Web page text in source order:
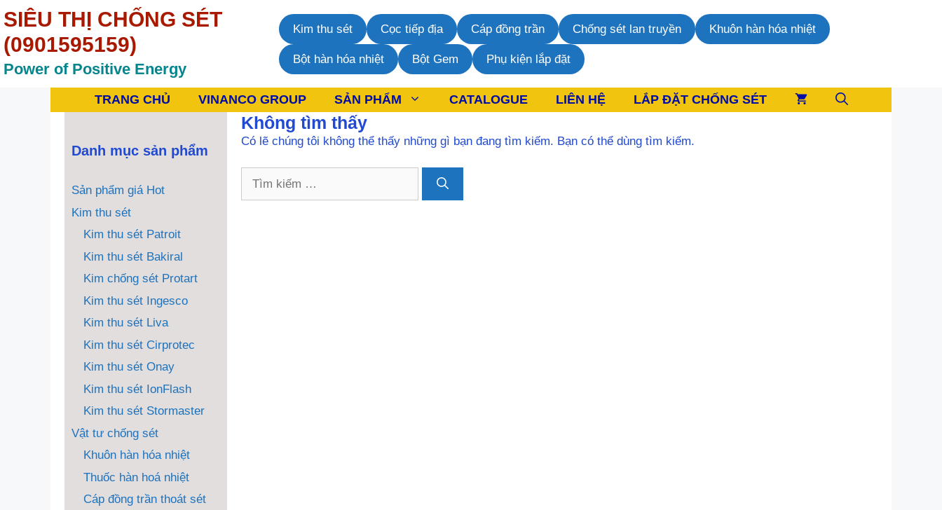
Chuyển
đến
nội
dung
SIÊU THỊ CHỐNG SÉT
(0901595159)
Power of Positive Energy
Kim thu sét Cọc tiếp địa Cáp đồng trần Chống sét lan truyền Khuôn hàn hóa nhiệt
Bột hàn hóa nhiệt Bột Gem Phụ kiện lắp đặt
TRANG CHỦ VINANCO GROUP SẢN PHẨM CATALOGUE LIÊN HỆ LẮP ĐẶT CHỐNG SÉT
Không tìm thấy
Có lẽ chúng tôi không thể thấy những gì bạn đang tìm kiếm. Bạn có thể dùng tìm kiếm.
kiếm
Danh mục sản phẩm
Sản phẩm giá Hot
Kim thu sét
Kim thu sét Patroit
Kim thu sét Bakiral
Kim chống sét Protart
Kim thu sét Ingesco
Kim thu sét Liva
Kim thu sét Cirprotec
Kim thu sét Onay
Kim thu sét IonFlash
Kim thu sét Stormaster
Vật tư chống sét
Khuôn hàn hóa nhiệt
Thuốc hàn hoá nhiệt
Cáp đồng trần thoát sét